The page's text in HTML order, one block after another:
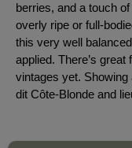
berries, and a touch
overly ripe or full-
this very well
applied. There’s great
vintages yet. Showing
dit Côte-Blonde and